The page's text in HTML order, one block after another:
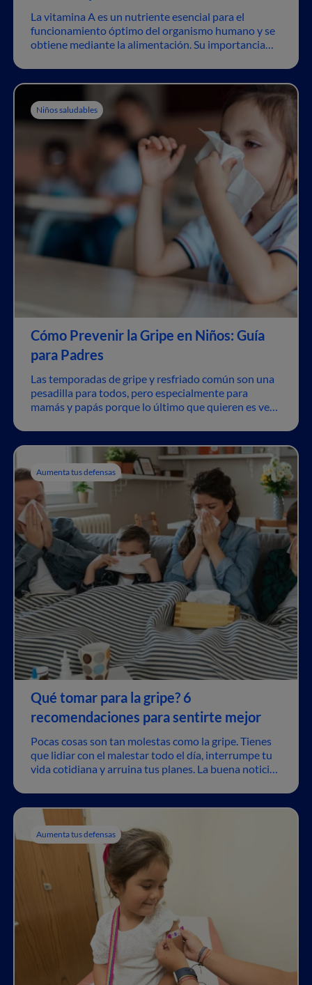
La vitamina A es un nutriente esencial para el
funcionamiento óptimo del organismo humano y se
obtiene mediante la alimentación. Su importancia
Niños saludables
Cómo Prevenir la Gripe en Niños: Guía
para Padres
Las temporadas de gripe y resfriado común son una
pesadilla para todos, pero especialmente para
mamás y papás porque lo último que quieren es ver
Aumenta tus defensas
Qué tomar para la gripe? 6
recomendaciones para sentirte mejor
Pocas cosas son tan molestas como la gripe. Tienes
que lidiar con el malestar todo el día, interrumpe tu
vida cotidiana y arruina tus planes. La buena noticia
pueden ayudar a que te sientas mejor.
Aumenta tus defensas